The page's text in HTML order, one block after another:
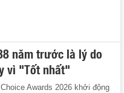
năm trước là lý do
vì "Tốt nhất"
Awards 2026 khởi động